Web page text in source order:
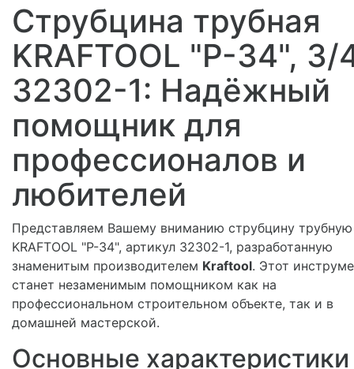
Струбцина трубная
KRAFTOOL "P-34", 3/
32302-1: Надёжный
помощник для
профессионалов и
любителей
Представляем Вашему вниманию струбцину трубную
KRAFTOOL "P-34", артикул 32302-1, разработанную
знаменитым производителем Kraftool. Этот
станет незаменимым помощником как на
профессиональном строительном объекте, так и в
домашней мастерской.
Основные